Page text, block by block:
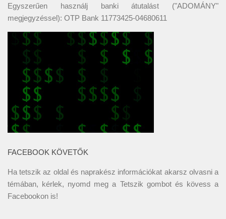
Egyszerűen használj banki átutalást ("ADOMÁNY"
megjegyzéssel): OTP Bank 11773425-04680611
FACEBOOK KÖVETŐK
Ha tetszik az oldal és naprakész információkat akarsz olvasni a
témában, kérlek, nyomd meg a Tetszik gombot és kövess a
Facebookon is!